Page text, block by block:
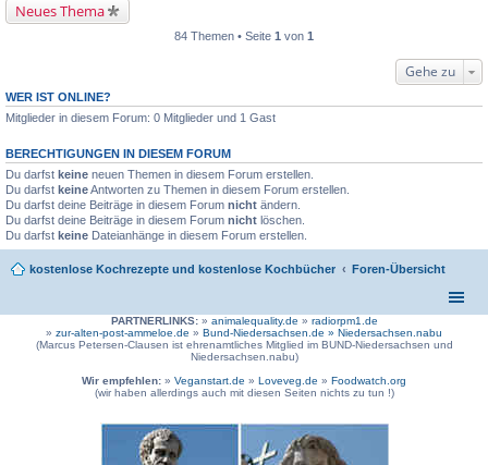
Neues Thema
84 Themen • Seite 1 von 1
Gehe zu
WER IST ONLINE?
Mitglieder in diesem Forum: 0 Mitglieder und 1 Gast
BERECHTIGUNGEN IN DIESEM FORUM
Du darfst keine neuen Themen in diesem Forum erstellen.
Du darfst keineAntworten zu Themen in diesem Forum erstellen.
Du darfst deine Beiträge in diesem Forum nicht ändern.
Du darfst deine Beiträge in diesem Forum nicht löschen.
Du darfst keine Dateianhänge in diesem Forum erstellen.
kostenlose Kochrezepte und kostenlose Kochbücher Foren-Übersicht
PARTNERLINKS:» animalequality.de » radiorpm1.de
» zur-alten-post-ammeloe.de » Bund-Niedersachsen.de » Niedersachsen.nabu
(Marcus Petersen-Clausen ist ehrenamtliches Mitglied im BUND-Niedersachsen und
Niedersachsen.nabu)
Wir empfehlen: » Veganstart.de » Loveveg.de » Foodwatch.org
(wir haben allerdings auch mit diesen Seiten nichts zu tun !)